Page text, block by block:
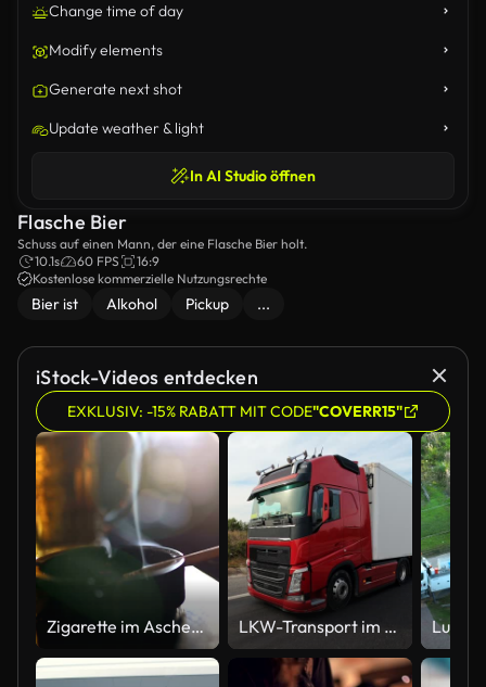
Change time of day
Modify elements
Generate next shot
Update weather & light
In AI Studio öffnen
Flasche Bier
Schuss auf einen Mann, der eine Flasche Bier holt.
10.1s
60 FPS
16:9
Kostenlose kommerzielle Nutzungsrechte
Bier ist Alkohol Pickup ...
iStock-Videos entdecken
EXKLUSIV: -15% RABATT MIT CODE"COVERR15"
Zigarette im Aschenbecher und Glas Bier in der Kneipe-Tabelle LKW-Transport im Herbst